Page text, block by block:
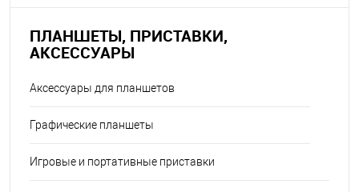
ПЛАНШЕТЫ, ПРИСТАВКИ,
АКСЕССУАРЫ
Аксессуары для планшетов
Графические планшеты
Игровые и портативные приставки